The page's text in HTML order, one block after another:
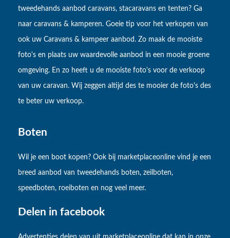
tweedehands aanbod caravans, stacaravans en tenten? Ga
naar caravans & kamperen. Goeie tip voor het verkopen van
ook uw Caravans & kampeer aanbod. Zo maak de mooiste
foto's en plaats uw waardevolle aanbod in een mooie groene
omgeving. En zo heeft u de mooiste foto's voor de verkoop
van uw caravan. Wij zeggen altijd des te mooier de foto's des
te beter uw verkoop.
Boten
Wil je een boot kopen? Ook bij marketplaceonline vind je een
breed aanbod van tweedehands boten, zeilboten,
speedboten, roeiboten en nog veel meer.
Delen in facebook